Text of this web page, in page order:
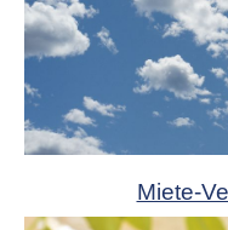
Miete-